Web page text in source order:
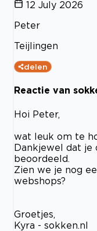
12 July 2026
Peter
Teijlingen
delen
Reactie van
Hoi Peter,
wat leuk om te
Dankjewel dat je
beoordeeld.
Zien we je nog
webshops?
Groetjes,
Kyra - sokken.nl